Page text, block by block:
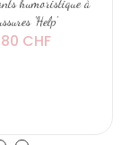
humoristique à
'Help'
CHF